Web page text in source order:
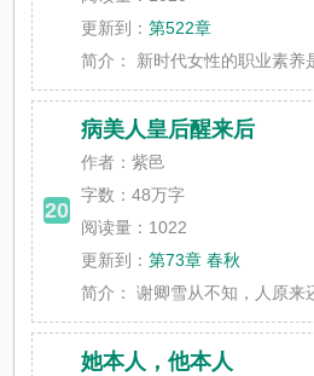
更新到：第522章
简介：
新时代女性的职业素养
20
病美人皇后醒来后
作者：紫邑
字数：48万字
阅读量：1022
更新到：第73章 春秋
简介：
谢卿雪从不知，人原来
她本人，他本人